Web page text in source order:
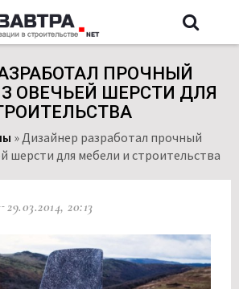
ПРОЧНЫЙ
ОВЕЧЬЕЙ ШЕРСТИ ДЛЯ
»Дизайнер разработал прочный
шерсти для мебели и строительства
29.03.2014, 20:13